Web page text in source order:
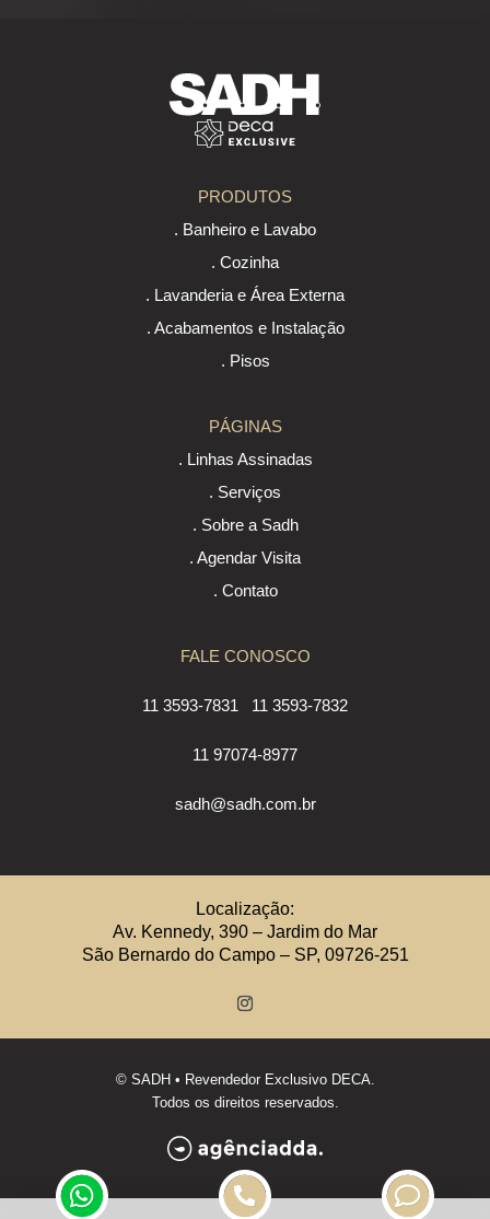
PRODUTOS
. Banheiro e Lavabo
. Cozinha
. Lavanderia e Área Externa
. Acabamentos e Instalação
. Pisos
PÁGINAS
. Linhas Assinadas
. Serviços
. Sobre a Sadh
. Agendar Visita
. Contato
FALE CONOSCO
11 3593-7831 11 3593-7832
11 97074-8977
sadh@sadh.com.br
Localização:
Av. Kennedy, 390 – Jardim do Mar
São Bernardo do Campo – SP, 09726-251
© SADH • Revendedor Exclusivo DECA.
Todos os direitos reservados.